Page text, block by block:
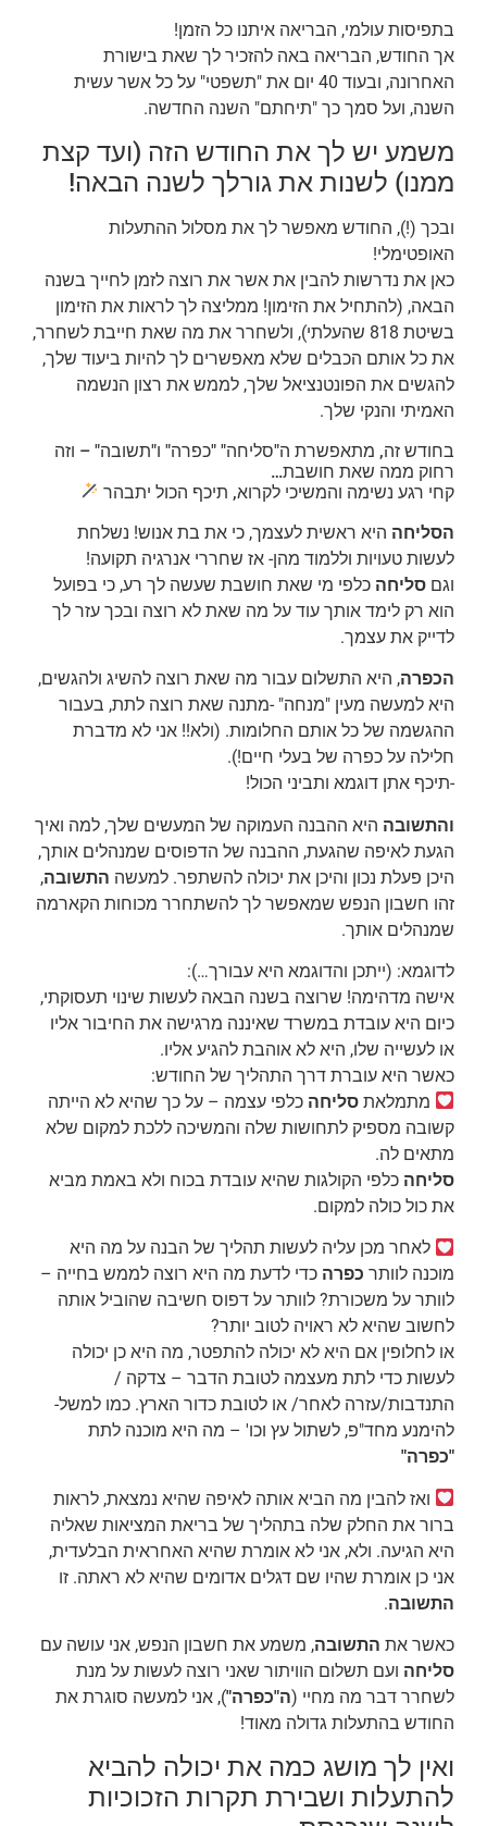
בתפיסות עולמי, הבריאה איתנו כל הזמן!
אך החודש, הבריאה באה להזכיר לך שאת בישורת
האחרונה, ובעוד 40 יום את "תשפטי" על כל אשר עשית
השנה, ועל סמך כך "תיחתם" השנה החדשה.
משמע יש לך את החודש הזה (ועד קצת
ממנו) לשנות את גורלך לשנה הבאה!
ובכך (!), החודש מאפשר לך את מסלול ההתעלות
האופטימלי!
כאן את נדרשות להבין את אשר את רוצה לזמן לחייך בשנה
הבאה, (להתחיל את הזימון! ממליצה לך לראות את הזימון
בשיטת 818 שהעלתי), ולשחרר את מה שאת חייבת לשחרר,
את כל אותם הכבלים שלא מאפשרים לך להיות ביעוד שלך,
להגשים את הפונטנציאל שלך, לממש את רצון הנשמה
האמיתי והנקי שלך.
בחודש זה, מתאפשרת ה"סליחה" "כפרה" ו"תשובה" – וזה
רחוק ממה שאת חושבת…
קחי רגע נשימה והמשיכי לקרוא, תיכף הכול יתבהר
הסליחה היא ראשית לעצמך, כי את בת אנוש! נשלחת
לעשות טעויות וללמוד מהן- אז שחררי אנרגיה תקועה!
וגם סליחה כלפי מי שאת חושבת שעשה לך רע, כי בפועל
הוא רק לימד אותך עוד על מה שאת לא רוצה ובכך עזר לך
לדייק את עצמך.
הכפרה, היא התשלום עבור מה שאת רוצה להשיג ולהגשים,
היא למעשה מעין "מנחה" -מתנה שאת רוצה לתת, בעבור
ההגשמה של כל אותם החלומות. (ולא!! אני לא מדברת
חלילה על כפרה של בעלי חיים!).
-תיכף אתן דוגמא ותביני הכול!
והתשובה היא ההבנה העמוקה של המעשים שלך, למה ואיך
הגעת לאיפה שהגעת, ההבנה של הדפוסים שמנהלים אותך,
היכן פעלת נכון והיכן את יכולה להשתפר. למעשה התשובה,
זהו חשבון הנפש שמאפשר לך להשתחרר מכוחות הקארמה
שמנהלים אותך.
לדוגמא: (ייתכן והדוגמא היא עבורך…):
אישה מדהימה! שרוצה בשנה הבאה לעשות שינוי תעסוקתי,
כיום היא עובדת במשרד שאיננה מרגישה את החיבור אליו
או לעשייה שלו, היא לא אוהבת להגיע אליו.
כאשר היא עוברת דרך התהליך של החודש:
מתמלאתסליחה כלפי עצמה – על כך שהיא לא הייתה
קשובה מספיק לתחושות שלה והמשיכה ללכת למקום שלא
מתאים לה.
סליחה כלפי הקולגות שהיא עובדת בכוח ולא באמת מביא
את כול כולה למקום.
לאחר מכן עליה לעשות תהליך של הבנה על מה היא
מוכנה לוותר כפרה כדי לדעת מה היא רוצה לממש בחייה –
לוותר על משכורת? לוותר על דפוס חשיבה שהוביל אותה
לחשוב שהיא לא ראויה לטוב יותר?
או לחלופין אם היא לא יכולה להתפטר, מה היא כן יכולה
לעשות כדי לתת מעצמה לטובת הדבר – צדקה /
התנדבות/עזרה לאחר/ או לטובת כדור הארץ. כמו למשל-
להימנע מחד"פ, לשתול עץ וכו' – מה היא מוכנה לתת
"כפרה"
ואז להבין מה הביא אותה לאיפה שהיא נמצאת, לראות
ברור את החלק שלה בתהליך של בריאת המציאות שאליה
היא הגיעה. ולא, אני לא אומרת שהיא האחראית הבלעדית,
אני כן אומרת שהיו שם דגלים אדומים שהיא לא ראתה. זו
התשובה.
כאשר את התשובה, משמע את חשבון הנפש, אני עושה עם
סליחה ועם תשלום הוויתור שאני רוצה לעשות על מנת
לשחרר דבר מה מחיי (ה"כפרה"), אני למעשה סוגרת את
החודש בהתעלות גדולה מאוד!
ואין לך מושג כמה את יכולה להביא
להתעלות ושבירת תקרות הזכוכיות